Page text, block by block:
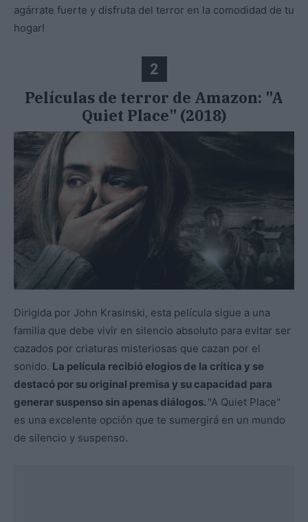
agárrate fuerte y disfruta del terror en la comodidad de tu
hogar!
2
Películas de terror de Amazon: "A
Quiet Place" (2018)
Dirigida por John Krasinski, esta película sigue a una
familia que debe vivir en silencio absoluto para evitar ser
cazados por criaturas misteriosas que cazan por el
sonido. La película recibió elogios de la crítica y se
destacó por su original premisa y su capacidad para
generar suspenso sin apenas diálogos. "A Quiet Place"
es una excelente opción que te sumergirá en un mundo
de silencio y suspenso.